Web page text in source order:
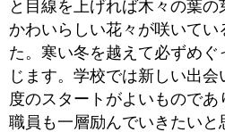
と目線を上げれば木々の葉
かわいらしい花々が咲いてい
た。寒い冬を越えて必ずめ
じます。学校では新しい出
度のスタートがよいもので
職員も一層励んでいきたいと